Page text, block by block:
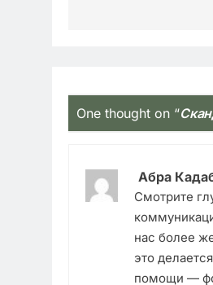
One thought on “
Абра
Смотрите
нас более
это
помощи —